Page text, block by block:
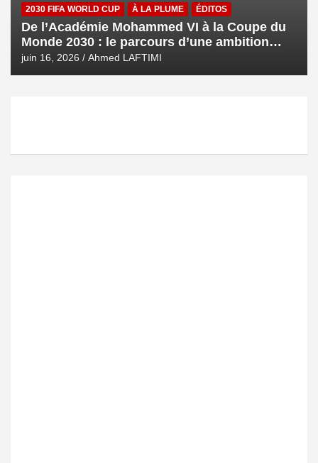
2030 FIFA WORLD CUP À LA PLUME ÉDITOS
De l’Académie Mohammed VI à la Coupe du
Monde 2030 : le parcours d’une ambition
royale
juin 16, 2026 Ahmed LAFTIMI